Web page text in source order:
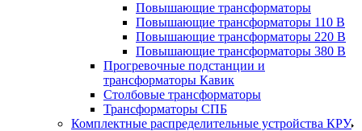
Повышающие трансформаторы
Повышающие трансформаторы 110 В
Повышающие трансформаторы 220 В
Повышающие трансформаторы 380 В
Прогревочные подстанции и
трансформаторы Кавик
Столбовые трансформаторы
Трансформаторы СПБ
Комплектные распределительные устройства КРУ